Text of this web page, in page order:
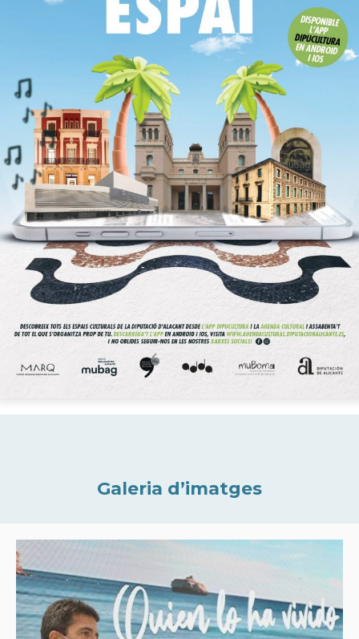
Galeria d’imatges